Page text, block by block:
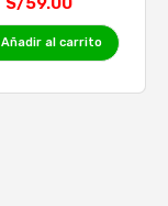
Añadir al carrito